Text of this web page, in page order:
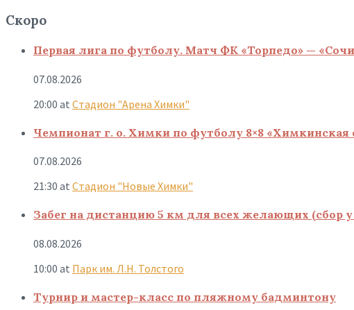
Скоро
Первая лига по футболу. Матч ФК «Торпедо» —
07.08.2026
20:00 at Стадион "Арена Химки"
Чемпионат г. о. Химки по футболу 8×8 «Химкинская
07.08.2026
21:30 at Стадион "Новые Химки"
Забег на дистанцию 5 км для всех желающих (сбор
08.08.2026
10:00 at Парк им. Л.Н. Толстого
Турнир и мастер-класс по пляжному бадминтону